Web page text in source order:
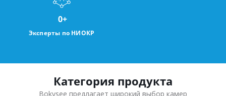
Эксперты по НИОКР
0+
Категория продукта
Bokysee предлагает широкий выбор камер